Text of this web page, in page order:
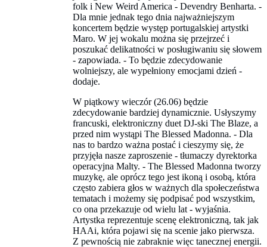
folk i New Weird America - Devendry Benharta. -
Dla mnie jednak tego dnia najważniejszym
koncertem będzie występ portugalskiej artystki
Maro. W jej wokalu można się przejrzeć i
poszukać delikatności w posługiwaniu się słowem
- zapowiada. - To będzie zdecydowanie
wolniejszy, ale wypełniony emocjami dzień -
dodaje.
W piątkowy wieczór (26.06) będzie
zdecydowanie bardziej dynamicznie. Usłyszymy
francuski, elektroniczny duet DJ-ski The Blaze, a
przed nim wystąpi The Blessed Madonna. - Dla
nas to bardzo ważna postać i cieszymy się, że
przyjęła nasze zaproszenie - tłumaczy dyrektorka
operacyjna Malty. - The Blessed Madonna tworzy
muzykę, ale oprócz tego jest ikoną i osobą, która
często zabiera głos w ważnych dla społeczeństwa
tematach i możemy się podpisać pod wszystkim,
co ona przekazuje od wielu lat - wyjaśnia.
Artystka reprezentuje scenę elektroniczną, tak jak
HAAi, która pojawi się na scenie jako pierwsza.
Z pewnością nie zabraknie więc tanecznej energii.